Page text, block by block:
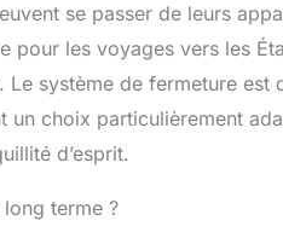
se passer de leurs
pour les voyages vers les
système de fermeture
choix particulièrement
d’esprit.
terme ?